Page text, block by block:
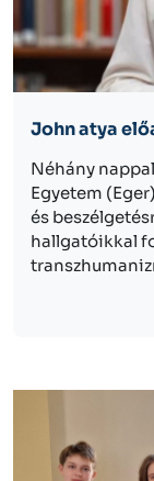
John atya
Néhány
Egyetem
és
hallgatóikkal